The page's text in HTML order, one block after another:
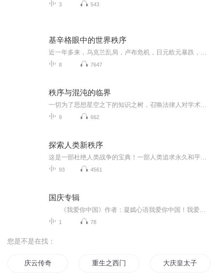
3 543
基辛格眼中的世界秩序
8 7647
秩序与混沌的临界
9 662
探索人类新秩序
93 4561
国庆专辑
1 78
您是不是在找：
庆云传奇 重生之西门庆 大庆皇太子